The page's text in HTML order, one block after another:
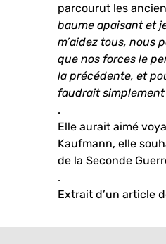
parcourut les
baume apaisant et
m’aidez tous, nous
que nos forces le
la précédente, et
faudrait simplement
.
Elle aurait aimé
Kaufmann, elle
de la Seconde
.
Extrait d’un article